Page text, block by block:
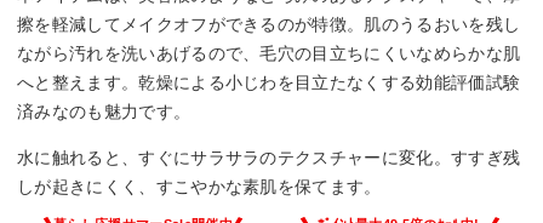
擦を軽減してメイクオフができるのが特徴。肌のうるおいを残し
ながら汚れを洗いあげるので、毛穴の目立ちにくいなめらかな肌
へと整えます。乾燥による小じわを目立たなくする効能評価試験
済みなのも魅力です。
水に触れると、すぐにサラサラのテクスチャーに変化。すすぎ残
しが起きにくく、すこやかな素肌を保てます。